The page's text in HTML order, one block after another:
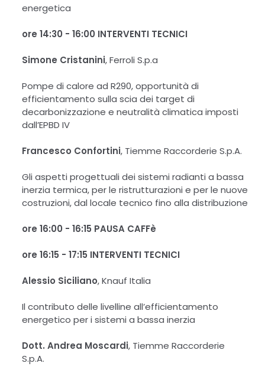
energetica
ore 14:30 - 16:00 INTERVENTI TECNICI
Simone Cristanini, Ferroli S.p.a
Pompe di calore ad R290, opportunità di
efficientamento sulla scia dei target di
decarbonizzazione e neutralità climatica imposti
dall’EPBD IV
Francesco Confortini, Tiemme Raccorderie S.p.A.
Gli aspetti progettuali dei sistemi radianti a bassa
inerzia termica, per le ristrutturazioni e per le nuove
costruzioni, dal locale tecnico fino alla distribuzione
ore 16:00 - 16:15 PAUSA CAFFè
ore 16:15 - 17:15 INTERVENTI TECNICI
Alessio Siciliano, Knauf Italia
Il contributo delle livelline all’efficientamento
energetico per i sistemi a bassa inerzia
Dott. Andrea Moscardi, Tiemme Raccorderie
S.p.A.